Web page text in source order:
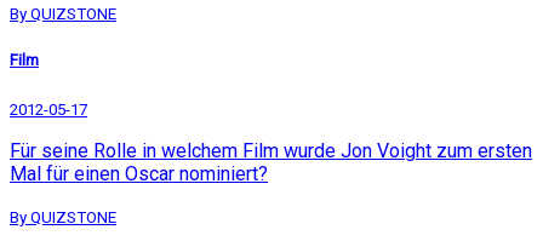
By QUIZSTONE
Film
2012-05-17
Für seine Rolle in welchem Film wurde Jon Voight zum ersten
Mal für einen Oscar nominiert?
By QUIZSTONE